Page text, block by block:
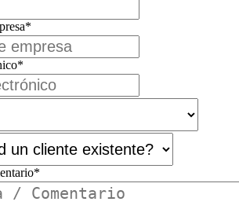
*
*
*